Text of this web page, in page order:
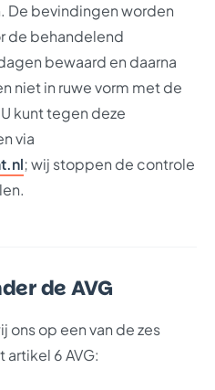
bevindingen worden
de behandelend
bewaard en daarna
niet in ruwe vorm met de
kunt tegen deze
via
; wij stoppen de controle
de AVG
ons op een van de zes
6 AVG: